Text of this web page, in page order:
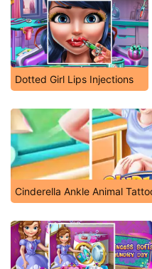
Dotted Girl Lips Injections
Cinderella Ankle Animal